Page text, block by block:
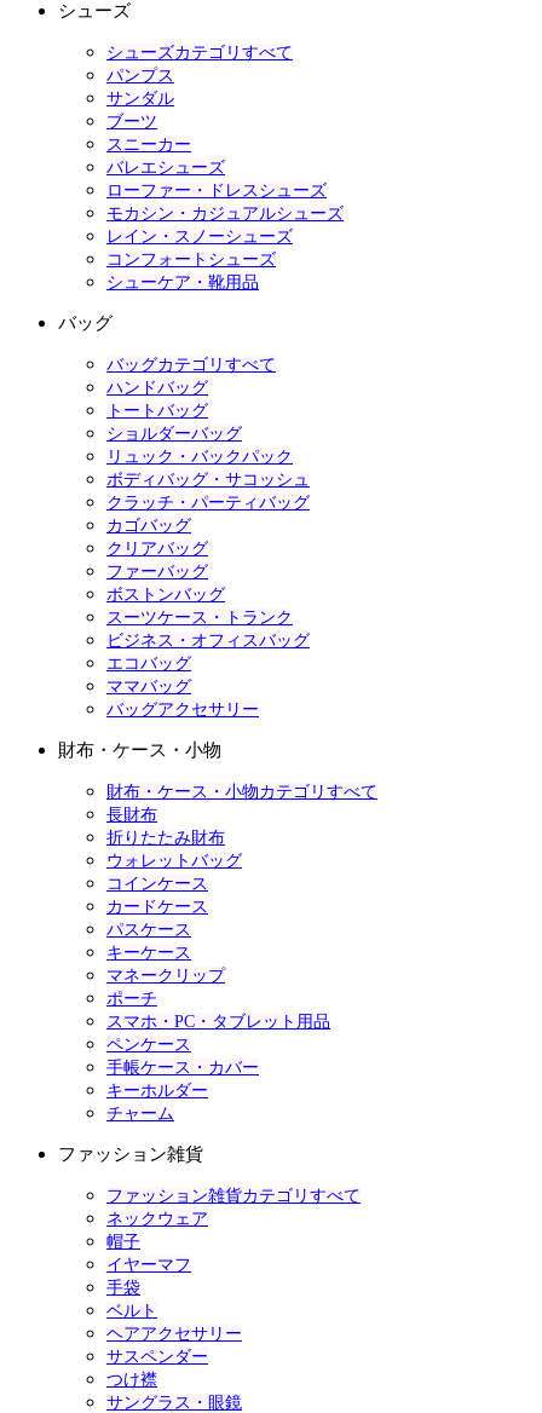
シューズ
シューズカテゴリすべて
パンプス
サンダル
ブーツ
スニーカー
バレエシューズ
ローファー・ドレスシューズ
モカシン・カジュアルシューズ
レイン・スノーシューズ
コンフォートシューズ
シューケア・靴用品
バッグ
バッグカテゴリすべて
ハンドバッグ
トートバッグ
ショルダーバッグ
リュック・バックパック
ボディバッグ・サコッシュ
クラッチ・パーティバッグ
カゴバッグ
クリアバッグ
ファーバッグ
ボストンバッグ
スーツケース・トランク
ビジネス・オフィスバッグ
エコバッグ
ママバッグ
バッグアクセサリー
財布・ケース・小物
財布・ケース・小物カテゴリすべて
長財布
折りたたみ財布
ウォレットバッグ
コインケース
カードケース
パスケース
キーケース
マネークリップ
ポーチ
スマホ・PC・タブレット用品
ペンケース
手帳ケース・カバー
キーホルダー
チャーム
ファッション雑貨
ファッション雑貨カテゴリすべて
ネックウェア
帽子
イヤーマフ
手袋
ベルト
ヘアアクセサリー
サスペンダー
つけ襟
サングラス・眼鏡